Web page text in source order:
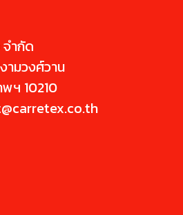
ำกัด
ามวงศ์วาน
ฯ 10210